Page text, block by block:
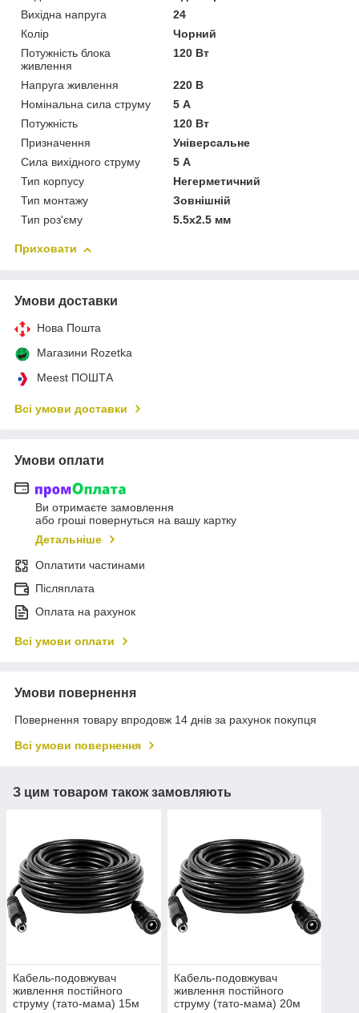
Вихідна напруга
24
Колір
Чорний
Потужність блока
живлення
120 Вт
Напруга живлення
220 В
Номінальна сила струму
5 А
Потужність
120 Вт
Призначення
Універсальне
Сила вихідного струму
5 А
Тип корпусу
Негерметичний
Тип монтажу
Зовнішній
Тип роз'єму
5.5x2.5 мм
Приховати
Умови доставки
Нова Пошта
Магазини Rozetka
Meest ПОШТА
Всі умови доставки
Умови оплати
Ви отримаєте замовлення
або гроші повернуться на вашу картку
Детальніше
Оплатити частинами
Післяплата
Оплата на рахунок
Всі умови оплати
Умови повернення
Повернення товару впродовж 14 днів за рахунок покупця
Всі умови повернення
З цим товаром також замовляють
Кабель-подовжувач
живлення постійного
струму (тато-мама) 15м
Кабель-подовжувач
живлення постійного
струму (тато-мама) 20м